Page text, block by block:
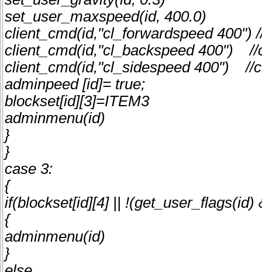
set_user_maxspeed(id, 400.0)
client_cmd(id,"cl_forwardspeed 400")
client_cmd(id,"cl_backspeed 400") //
client_cmd(id,"cl_sidespeed 400") //
adminpeed [id]= true;
blockset[id][3]=ITEM3
adminmenu(id)
}
}
case 3:
{
if(blockset[id][4] ||
{
adminmenu(id)
}